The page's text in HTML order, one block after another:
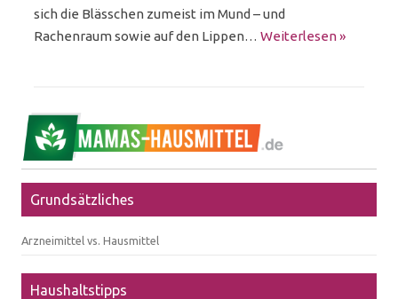
sich die Blässchen zumeist im Mund – und
Rachenraum sowie auf den Lippen… Weiterlesen »
Grundsätzliches
Arzneimittel vs. Hausmittel
Haushaltstipps